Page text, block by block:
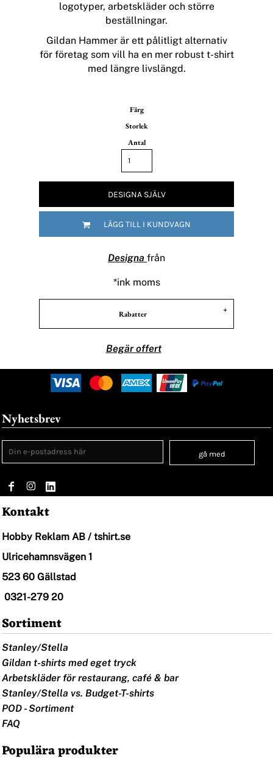
logotyper, arbetskläder och större
beställningar.
Gildan Hammer är ett pålitligt alternativ
för företag som vill ha en mer robust t-shirt
med längre livslängd.
Färg
Storlek
Antal
DESIGNA SJÄLV
LÄGG TILL I KUNDVAGN
Designa från
*ink moms
Rabatter
Begär offert
Nyhetsbrev
gå med
Kontakt
Hobby Reklam AB / tshirt.se
Ulricehamnsvägen 1
523 60 Gällstad
0321-279 20
Sortiment
Stanley/Stella
Gildan t-shirts med eget tryck
Arbetskläder för restaurang, café & bar
Stanley/Stella vs. Budget-T-shirts
POD - Sortiment
FAQ
Populära produkter